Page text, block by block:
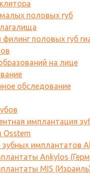
половых губ
половых губ
на лице
обследование
имплантация
зубных имплантатов
Ankylos
MIS